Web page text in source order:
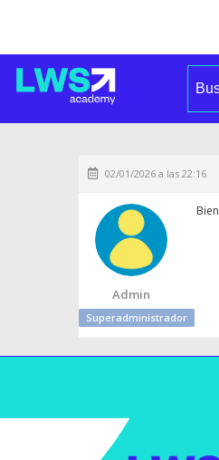
02/01/2026 a las 22:16
Admin
Superadministrador